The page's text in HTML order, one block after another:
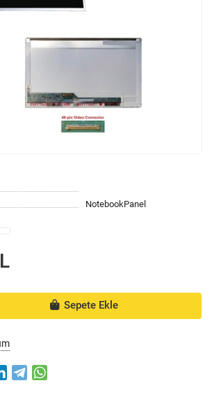
NotebookPanel
Sepete Ekle